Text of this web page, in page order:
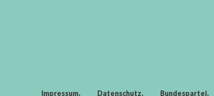
Impressum Datenschutz Bundespartei